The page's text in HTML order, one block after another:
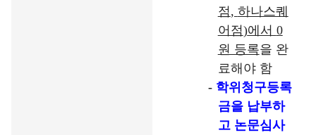
점, 하나스퀘
어점)에서 0
원 등록을 완
료해야 함
- 학위청구등록
금을 납부하
고 논문심사